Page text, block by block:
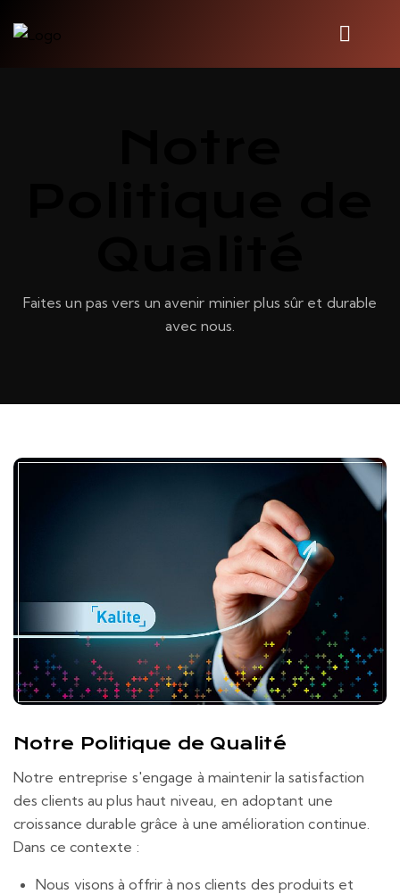
Faites un pas vers un avenir minier plus sûr et durable
avec nous.
Notre Politique de Qualité
Notre entreprise s'engage à maintenir la satisfaction
des clients au plus haut niveau, en adoptant une
croissance durable grâce à une amélioration continue.
Dans ce contexte :
Nous visons à offrir à nos clients des produits et